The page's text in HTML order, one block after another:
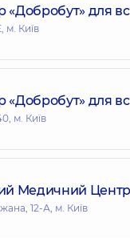
для
м. Київ
для
м. Київ
Медичний
12-А, м. Київ